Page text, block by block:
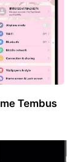
Tembus